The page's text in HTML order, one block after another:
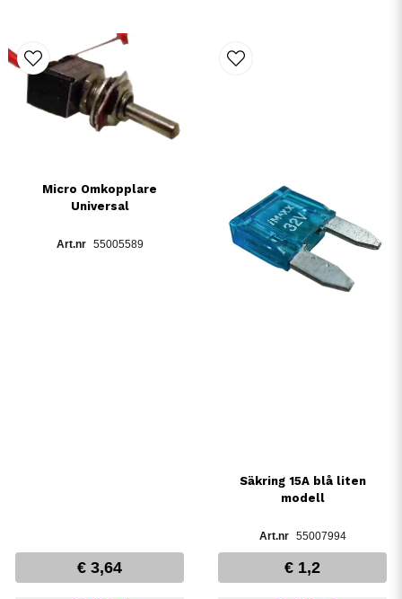
Micro Omkopplare
Universal
55005589
€ 3,64
Säkring 15A blå liten
modell
55007994
€ 1,2